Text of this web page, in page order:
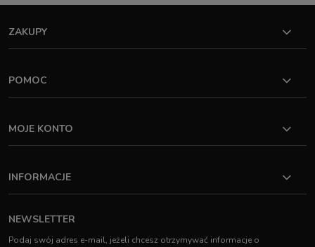
ZAKUPY
POMOC
MOJE KONTO
INFORMACJE
NEWSLETTER
Podaj swój adres e-mail, jeżeli chcesz otrzymywać informacje o